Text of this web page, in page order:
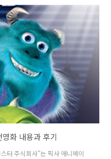
는 사진을 발견하고, 그는 인디오
유명한 음악가일 것이라고 생각
를 찾아가기 위해 데드랜드(죽은
의 가족과 조상들과의 만남과
멕시코의 전통과 문화를 아름답
화 내용과 후기
터 주식회사"는 픽사 애니메이